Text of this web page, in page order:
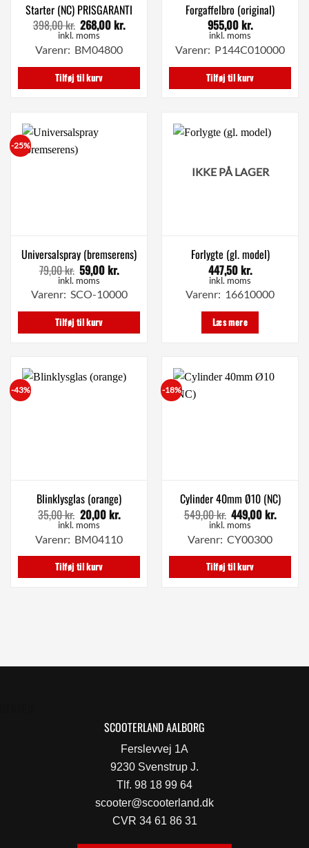
Starter (NC) PRISGARANTI
398,00kr. Den
oprindelige
pris
var:
398,00 kr..
268,00kr.
268,00 kr..
inkl. moms
Varenr: BM04800
Tilføj til kurv
Forgaffelbro (original)
955,00kr.
inkl. moms
Varenr: P144C010000
Tilføj til kurv
-25%
Universalspray (bremserens)
79,00kr. Den
oprindelige
pris
var:
79,00 kr..
59,00kr.
pris
er:
59,00 kr..
inkl. moms
Varenr: SCO-10000
Tilføj til kurv
IKKE PÅ LAGER
Forlygte (gl. model)
447,50kr.
inkl. moms
Varenr: 16610000
Læs mere
-43%
Blinklysglas (orange)
35,00kr. Den
oprindelige
pris
var:
35,00 kr..
20,00kr.
pris
er:
20,00 kr..
inkl. moms
Varenr: BM04110
Tilføj til kurv
-18%
Cylinder 40mm Ø10 (NC)
549,00kr. Den
oprindelige
pris
var:
549,00 kr..
449,00kr.
inkl. moms
Varenr: CY00300
Tilføj til kurv
SCOOTERLAND AALBORG
Ferslevvej 1A
9230 Svenstrup J.
Tlf. 98 18 99 64
scooter@scooterland.dk
CVR 34 61 86 31